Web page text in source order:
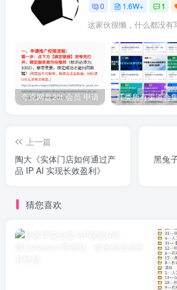
0 1.6W+ 1
这家伙很懒，什么都没有
夸克网盘20t 会员 申请
上一篇
陶大《实体门店如何通过产
品 IP AI 实现长效盈利》
黑兔
猜您喜欢